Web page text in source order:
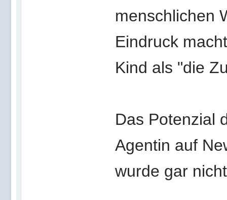
menschlichen
Eindruck
Kind als "die
Das Potenzial
Agentin auf
wurde gar